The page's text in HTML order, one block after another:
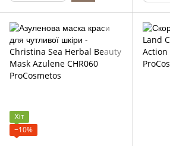
Хіт
−10%